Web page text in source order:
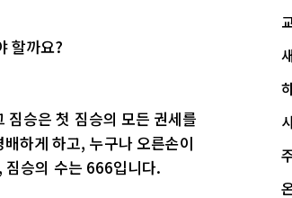
할까요?
승은 첫 짐승의 모든 권세를
하게 하고, 누구나 오른손이
짐승의 수는 666입니다.